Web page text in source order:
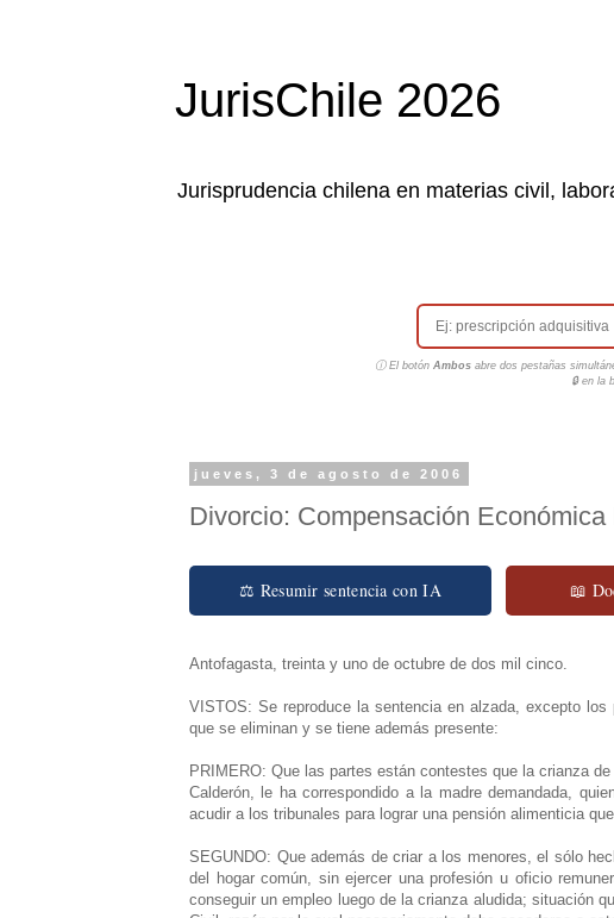
JurisChile 2026
Jurisprudencia chilena en materias civil,
ⓘ El botón Ambosabre dos pestañas
🔒 en la
jueves, 3 de agosto de 2006
Divorcio: Compensación
⚖ Resumir sentencia con IA 📖
Antofagasta, treinta y uno de octubre de dos mil cinco.
VISTOS: Se reproduce la sentencia en alzada, excepto
que se eliminan y se tiene además presente:
PRIMERO: Que las partes están contestes que la crianza
Calderón, le ha correspondido a la madre demandada,
acudir a los tribunales para lograr una pensión alimenticia
SEGUNDO: Que además de criar a los menores, el sólo
del hogar común, sin ejercer una profesión u oficio
conseguir un empleo luego de la crianza aludida; situación